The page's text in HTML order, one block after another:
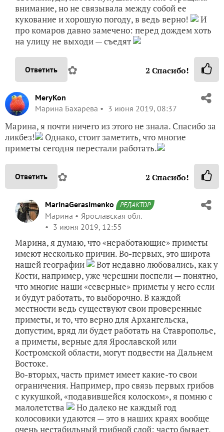
внимание, но не связывала между собой ее
кукование и хорошую погоду, в ведь верно!
И
про комаров давно замечено: перед дождем хоть
на улицу не выходи — съедят
Ответить ✿ 2 Спасибо!
MeryKon
Марина Бахарева
3 июня 2019, 08:37
Марина, я почти ничего из этого не знала. Спасибо за
ликбез!
Однако, стоит заметить, что многие
приметы сегодня перестали работать.
Ответить ✿ 2 Спасибо!
MarinaGerasimenko РЕДАКТОР
Марина
Ярославская обл.
3 июня 2019, 12:55
Марина, я думаю, что «неработающие» приметы
имеют несколько причин. Во-первых, это широта
нашей географии
Вот недавно любовались, как у
Кости, например, уже черешни поспели — понятно,
что многие наши «северные» приметы у него если
и будут работать, то выборочно. В каждой
местности ведь существуют свои проверенные
приметы, и то, что верно для Архангельска,
допустим, вряд ли будет работать на Ставрополье,
а приметы, верные для Ярославской или
Костромской области, могут подвести на Дальнем
Востоке.
Во-вторых, часть примет имеет какие-то свои
ограничения. Например, про связь первых грибов
с кукушкой, «подавившейся колоском», я помню с
малолетства
Но далеко не каждый год
колосовики удаются — это в наших краях вообще
очень нестабильный грибной слой: часто бывает,